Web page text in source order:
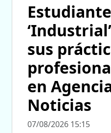
sus
en
Noticias
07/08/2026 15:15